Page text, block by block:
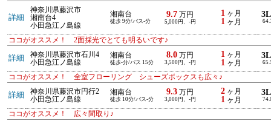
詳細
神奈川県藤沢市
湘南台4
小田急江ノ島線
湘南台
徒歩 9分/バス-分
9.7 万円
5,000円、-円
1 ヶ月
1 ヶ月
ココがオススメ！ 2面採光でとても明るいです♪
詳細
神奈川県藤沢市石川4
小田急江ノ島線
湘南台
徒歩-分/バス 15分
8.0 万円
3,500円、-円
1 ヶ月
1 ヶ月
ココがオススメ！ 全室フローリング シューズボックスも広々♪
詳細
神奈川県藤沢市円行2
小田急江ノ島線
湘南台
徒歩 10分/バス-分
9.3 万円
3,000円、-円
2ヶ月
1 ヶ月
ココがオススメ！ 広々間取り♪